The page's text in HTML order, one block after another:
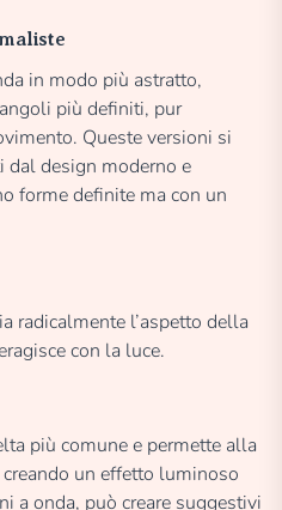
in modo più astratto,
più definiti, pur
Queste versioni si
dal design moderno e
forme definite ma con un
radicalmente l’aspetto della
con la luce.
più comune e permette alla
un effetto luminoso
a onda, può creare suggestivi